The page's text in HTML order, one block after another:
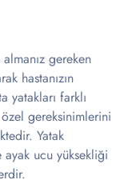
gereken
hastanızın
yatakları farklı
gereksinimlerini
Yatak
ayak ucu yüksekliği